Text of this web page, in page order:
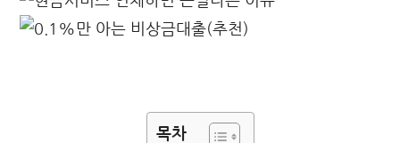
목차